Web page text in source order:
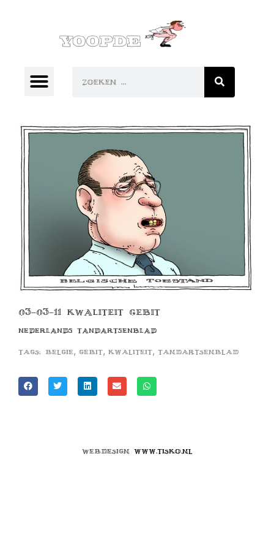
03-03-11 KWALITEIT GEBIT
NEDERLANDS TANDARTSENBLAD
Tags: belgie , gebit, kwaliteit, tandartsenblad
Webdesign www.tisko.nl